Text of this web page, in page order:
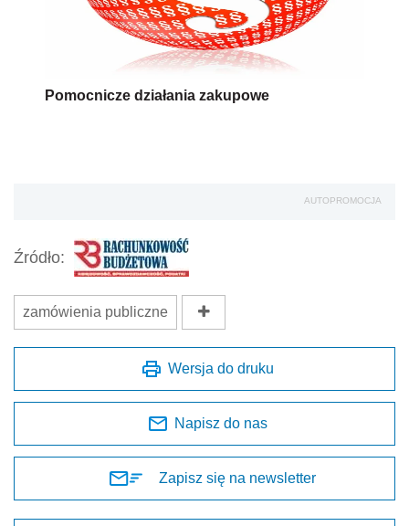
Pomocnicze działania zakupowe
AUTOPROMOCJA
Źródło:
zamówienia publiczne
Wersja do druku
Napisz do nas
Zapisz się na newsletter